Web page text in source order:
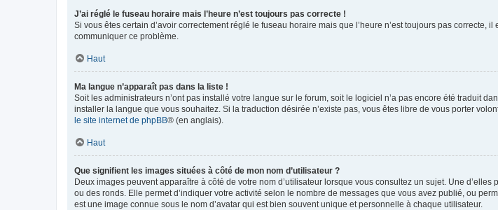
J’ai réglé le fuseau horaire mais l’heure n’est toujours pas correcte !
Si vous êtes certain d’avoir correctement réglé le fuseau horaire mais que l’heure n’est toujours pas
communiquer ce problème.
Haut
Ma langue n’apparaît pas dans la liste !
Soit les administrateurs n’ont pas installé votre langue sur le forum, soit le logiciel n’a pas encore été traduit
installer la langue que vous souhaitez. Si la traduction désirée n’existe pas, vous êtes libre de vous porter
le site internet de phpBB® (en anglais).
Haut
Que signifient les images situées à côté de mon nom d’utilisateur ?
Deux images peuvent apparaître à côté de votre nom d’utilisateur lorsque vous consultez un sujet. Une
ou des ronds. Elle permet d’indiquer votre activité selon le nombre de messages que vous avez publié, ou
est une image connue sous le nom d’avatar qui est bien souvent unique et personnelle à chaque utilisateur.